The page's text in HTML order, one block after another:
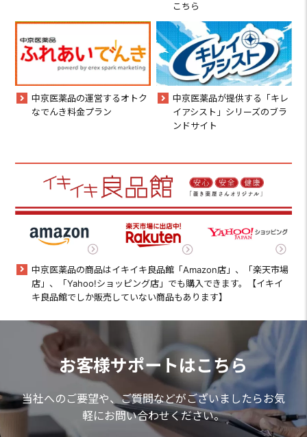
こちら
中京医薬品の運営するオトク
なでんき料金プラン
中京医薬品が提供する「キレ
イアシスト」シリーズのブラ
ンドサイト
中京医薬品の商品はイキイキ良品館「Amazon店」、「楽天市場
店」、「Yahoo!ショッピング店」でも購入できます。【イキイ
キ良品館でしか販売していない商品もあります】
お客様サポートはこちら
当社へのご要望や、ご質問などがございましたらお気
軽にお問い合わせください。